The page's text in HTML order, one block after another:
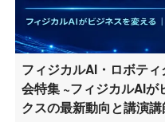
フィジカルAI・ロボテ
会特集 ~フィジカルAIが
クスの最新動向と講演